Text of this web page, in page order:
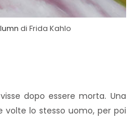
di Frida Kahlo
dopo essere morta. Una
volte lo stesso uomo, per poi